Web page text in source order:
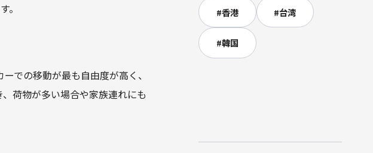
。
での移動が最も自由度が高く、
荷物が多い場合や家族連れにも
#香港 #台湾
#韓国